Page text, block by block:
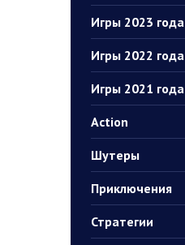
Игры 2023 года
Игры 2022 года
Игры 2021 года
Action
Шутеры
Приключения
Стратегии